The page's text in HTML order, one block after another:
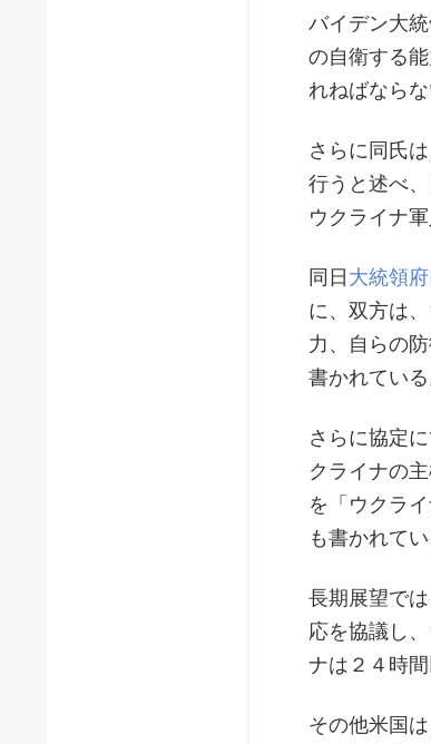
バイデン大
の自衛する
れねばならな
さらに同氏
行うと述べ
ウクライナ
同日 大統領
に、双方は
力、自らの
書かれている
さらに協定
クライナの
を「ウクラ
も書かれてい
長期展望で
応を協議し
ナは２４時
その他米国